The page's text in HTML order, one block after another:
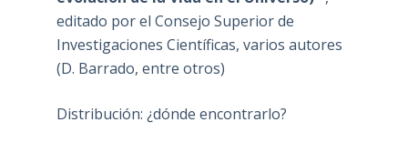
editado por el Consejo Superior de
Investigaciones Científicas, varios autores
(D. Barrado, entre otros)
Distribución: ¿dónde encontrarlo?